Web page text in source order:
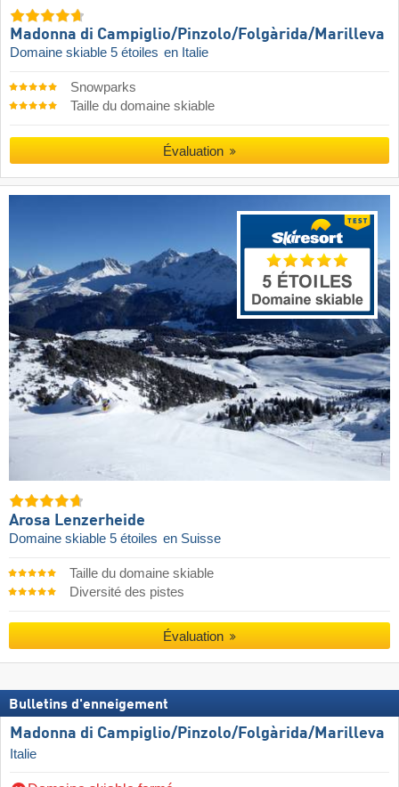
Madonna di Campiglio/​Pinzolo/​Folgàrida/​Marilleva
Domaine skiable 5 étoiles en Italie
Snowparks
Taille du domaine skiable
Évaluation
Arosa Lenzerheide
Domaine skiable 5 étoiles en Suisse
Taille du domaine skiable
Diversité des pistes
Évaluation
Bulletins d'enneigement
Madonna di Campiglio/​Pinzolo/​Folgàrida/​Marilleva
Italie